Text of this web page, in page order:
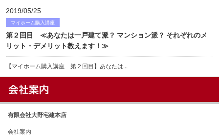
2019/05/25
マイホーム購入講座
第２回目 ≪あなたは一戸建て派？ マンション派？ それぞれのメ
リット・デメリット教えます！≫
【マイホーム購入講座 第２回目】あなたは...
有限会社大野宅建本店
会社案内